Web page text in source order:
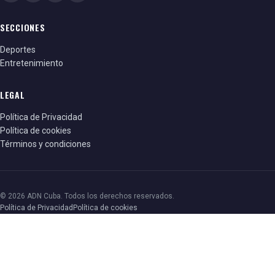
SECCIONES
Deportes
Entretenimiento
LEGAL
Política de Privacidad
Política de cookies
Términos y condiciones
© 2026 ADN Cuba. Todos los derechos reservados.
Política de Privacidad Política de cookies